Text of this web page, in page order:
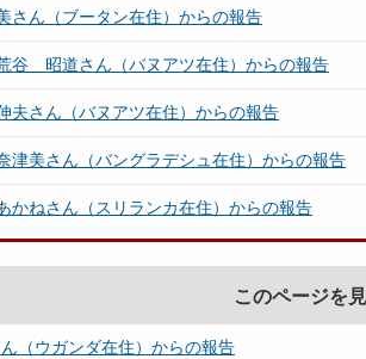
ん（ブータン在住）からの報告
谷 昭道さん（バヌアツ在住）からの報告
さん（バヌアツ在住）からの報告
美さん（バングラデシュ在住）からの報告
ねさん（スリランカ在住）からの報告
このページを
ウガンダ在住）からの報告